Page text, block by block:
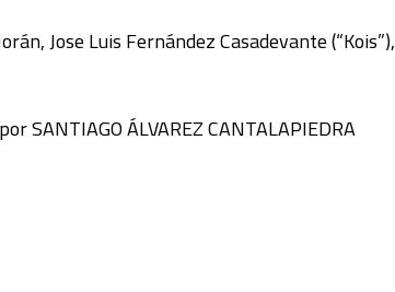
Jose Luis Fernández Casadevante (“Kois”),
SANTIAGO ÁLVAREZ CANTALAPIEDRA